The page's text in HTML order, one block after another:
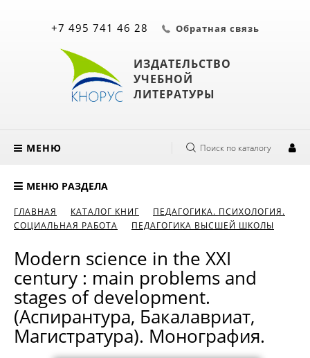
ИЗДАТЕЛЬСТВО
УЧЕБНОЙ
ЛИТЕРАТУРЫ
+7 495 741 46 28 Обратная связь
МЕНЮ Поиск по каталогу
МЕНЮ РАЗДЕЛА
ГЛАВНАЯ КАТАЛОГ КНИГ
ПЕДАГОГИКА. ПСИХОЛОГИЯ.
СОЦИАЛЬНАЯ РАБОТА
ПЕДАГОГИКА ВЫСШЕЙ ШКОЛЫ
Modern science in the XXI
century : main problems and
stages of development.
(Аспирантура, Бакалавриат,
Магистратура). Монография.